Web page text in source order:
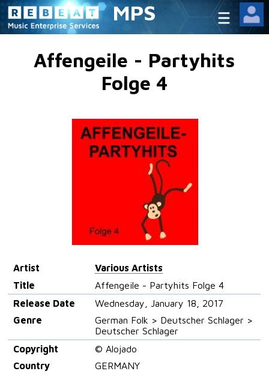
MPS
Affengeile - Partyhits
Folge 4
Artist
Various Artists
Title
Affengeile - Partyhits Folge 4
Release Date
Wednesday, January 18, 2017
Genre
German Folk > Deutscher Schlager >
Deutscher Schlager
Copyright
© Alojado
Country
GERMANY